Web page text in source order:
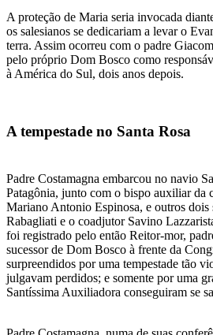
A proteção de Maria seria invocada
os salesianos se dedicariam a levar o
terra. Assim ocorreu com o padre
pelo próprio Dom Bosco como
à América do Sul, dois anos depois.
A tempestade no Santa Rosa
Padre Costamagna embarcou no navio
Patagônia, junto com o bispo auxiliar da
Mariano Antonio Espinosa, e outros dois
Rabagliati e o coadjutor Savino
foi registrado pelo então Reitor-mor,
sucessor de Dom Bosco à frente da
surpreendidos por uma tempestade tão
julgavam perdidos; e somente por uma
Santíssima Auxiliadora conseguiram se